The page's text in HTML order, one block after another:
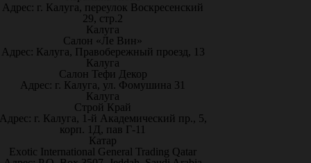
Адрес: г. Калуга, переулок Воскресенский
29, стр.2
Калуга
Салон «Ле Вин»
Адрес: Калуга, Правобережный проезд, 13
Калуга
Салон Тефи Декор
Адрес: г. Калуга, ул. Фомушина 31
Калуга
Строй Край
г. Калуга, 1-й Академический пр., 5,
корп. 1Д, пав Г-11
Катар
Exotic International General Trading Qatar